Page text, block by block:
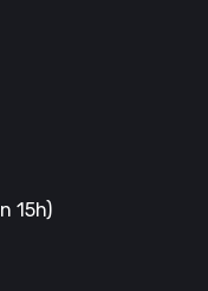
15h)